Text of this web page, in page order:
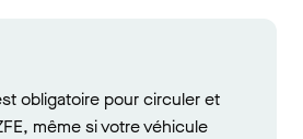
obligatoire pour circuler et
même si votre véhicule